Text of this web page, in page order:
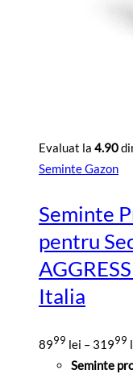
Evaluat la 4.90
Seminte Gazon
Seminte
pentru
Italia
8999 lei – 31999
Seminte